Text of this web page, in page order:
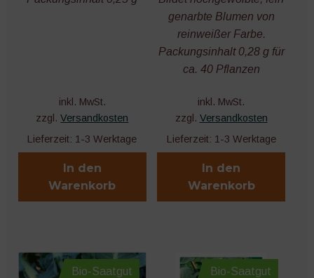
öffnen
Bücher und Kalender
Nützliches Zubehör
inkl. MwSt.
zzgl.Versandkosten
Lieferzeit: 1-3 Werktage
In den
Warenkorb
genarbte Blumen von
reinweißer Farbe.
Packungsinhalt 0,28 g für
ca. 40 Pflanzen
inkl. MwSt.
zzgl. Versandkosten
Lieferzeit: 1-3 Werktage
In den
Warenkorb
Bio-Saatgut Bio-Saatgut